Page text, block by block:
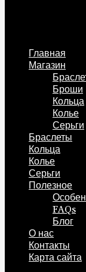
Главная
Магазин
Броши
Кольца
Колье
Серьги
Браслеты
Кольца
Колье
Серьги
Полезное
FAQs
Блог
О нас
Контакты
Карта сайта